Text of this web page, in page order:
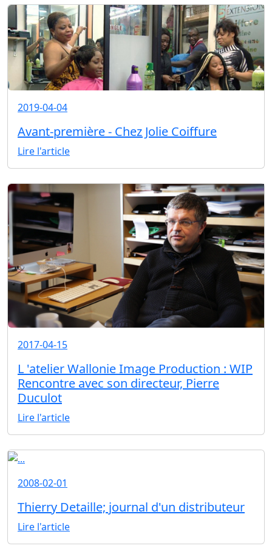
2019-04-04
Avant-première - Chez Jolie Coiffure
Lire l'article
2017-04-15
L 'atelier Wallonie Image Production : WIP
Rencontre avec son directeur, Pierre
Duculot
Lire l'article
2008-02-01
Thierry Detaille; journal d'un distributeur
Lire l'article